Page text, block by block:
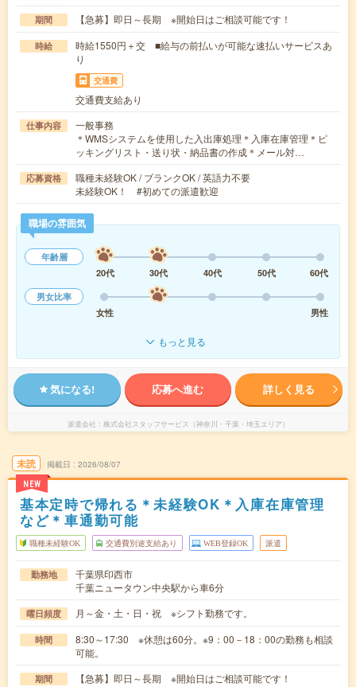
期間 【急募】即日～長期 ※開始日はご相談可能です！
時給
時給1550円＋交 ■給与の前払いが可能な速払いサービスあ
り
交通費
交通費支給あり
仕事内容
一般事務
＊WMSシステムを使用した入出庫処理＊入庫在庫管理＊ピ
ッキングリスト・送り状・納品書の作成＊メール対…
応募資格
職種未経験OK / ブランクOK / 英語力不要
未経験OK！ #初めての派遣歓迎
職場の雰囲気
年齢層
20代
30代 40代 50代
60代
男女比率
女性
男性
もっと見る
気になる! 応募へ進む 詳しく見る
派遣会社 株式会社スタッフサービス（神奈川・千葉・埼玉エリア）
未読
NEW
掲載日 2026/08/07
基本定時で帰れる＊未経験OK＊入庫在庫管理
など＊車通勤可能
職種未経験OK 交通費別途支給あり WEB登録OK 派遣
勤務地
千葉県印西市
千葉ニュータウン中央駅から車6分
曜日頻度 月～金・土・日・祝 ※シフト勤務です。
時間
8:30～17:30 ※休憩は60分。※9：00－18：00の勤務も相談
可能。
期間 【急募】即日～長期 ※開始日はご相談可能です！